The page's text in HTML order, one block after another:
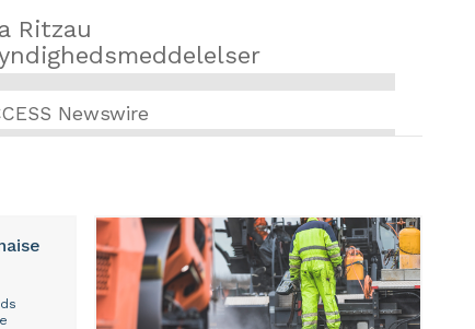
Ritzau
Newswire